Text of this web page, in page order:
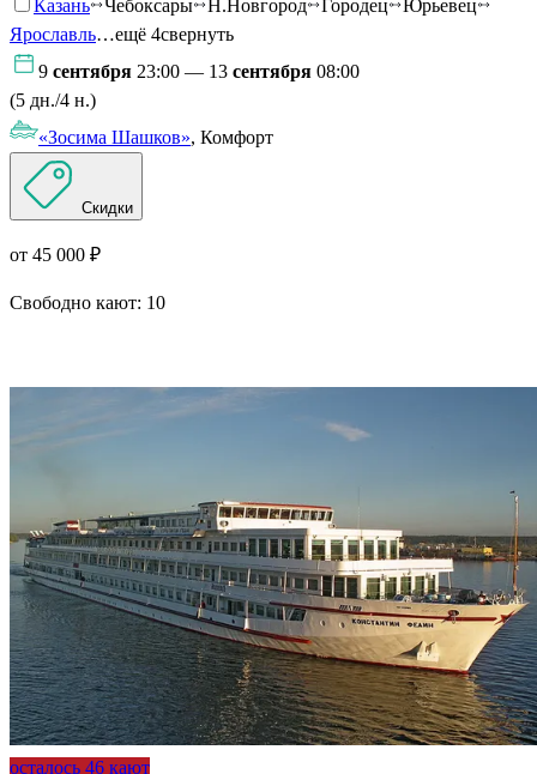
Казань Чебоксары Н.Новгород Городец
Юрьевец
Ярославль…ещё 4свернуть
9 сентября 23:00 — 13 сентября 08:00
(5 дн./4 н.)
«Зосима Шашков», Комфорт
Скидки
от 45 000 ₽
Свободно кают: 10
осталось 46 кают